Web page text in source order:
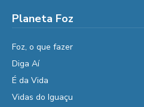
Planeta Foz
Foz, o que fazer
Diga Aí
É da Vida
Vidas do Iguaçu